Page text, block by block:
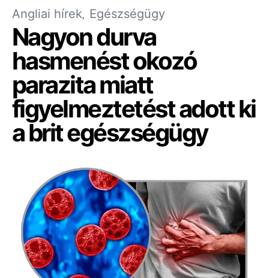
Angliai hírek Egészségügy
Nagyon durva
hasmenést okozó
parazita miatt
figyelmeztetést adott ki
a brit egészségügy